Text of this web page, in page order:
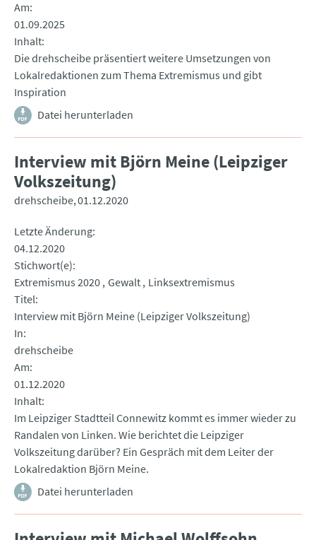
Am
01.09.2025
Inhalt
Die drehscheibe präsentiert weitere Umsetzungen von
Lokalredaktionen zum Thema Extremismus und gibt
Inspiration
Datei herunterladen
Interview mit Björn Meine (Leipziger
Volkszeitung)
drehscheibe 01.12.2020
Letzte Änderung
04.12.2020
Stichwort(e)
Extremismus 2020 Gewalt Linksextremismus
Titel
Interview mit Björn Meine (Leipziger Volkszeitung)
In
drehscheibe
Am
01.12.2020
Inhalt
Im Leipziger Stadtteil Connewitz kommt es immer wieder zu
Randalen von Linken. Wie berichtet die Leipziger
Volkszeitung darüber? Ein Gespräch mit dem Leiter der
Lokalredaktion Björn Meine.
Datei herunterladen